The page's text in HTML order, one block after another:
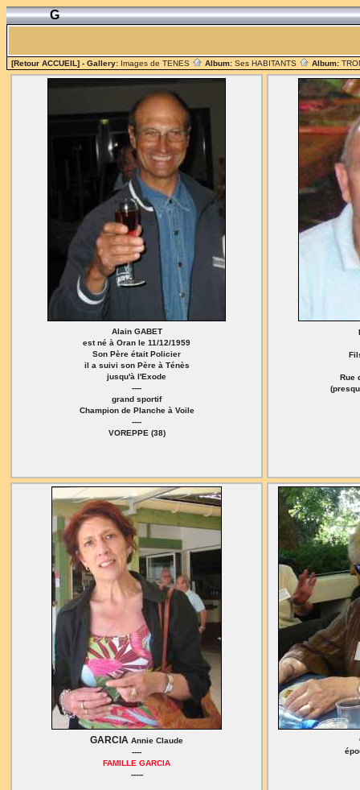
G
[Retour ACCUEIL] - Gallery: Images de TENES Album: Ses HABITANTS Album:
Alain GABET
est né à Oran le 11/12/1959
Son Père était Policier
il a suivi son Père à Ténès
jusqu'à l'Exode
----
grand sportif
Champion de Planche à Voile
----
VOREPPE (38)
Rue
GARCIA Annie Claude
----
FAMILLE GARCIA
-----